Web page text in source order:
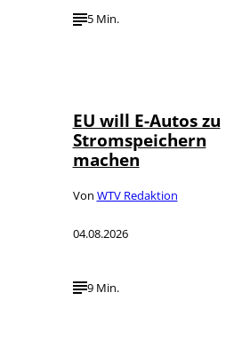
5 Min.
EU will E-Autos zu
Stromspeichern
machen
Von WTV Redaktion
04.08.2026
9 Min.